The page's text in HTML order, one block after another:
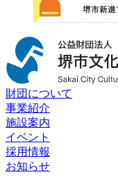
財団について
事業紹介
施設案内
イベント
採用情報
お知らせ